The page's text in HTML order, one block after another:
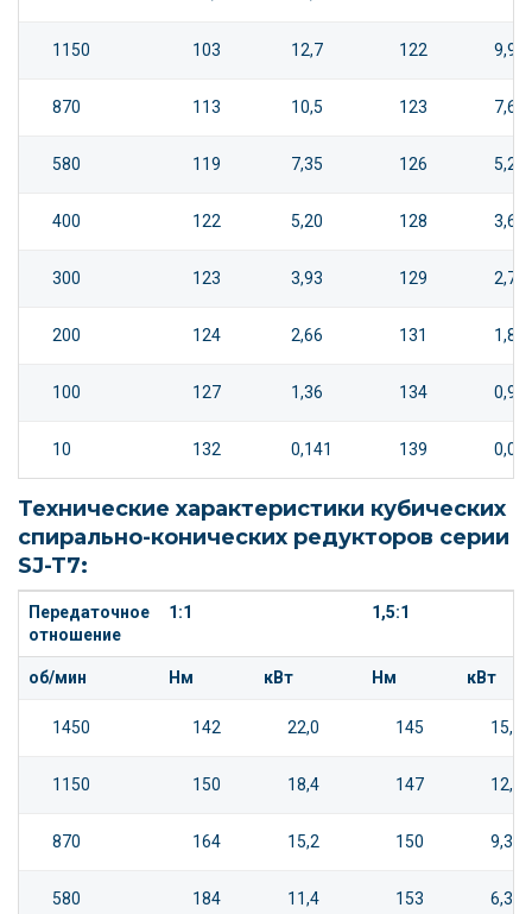
1150 103 12,7 122 9,96
870 113 10,5 123 7,66
580 119 7,35 126 5,23
400 122 5,20 128 3,66
300 123 3,93 129 2,77
200 124 2,66 131 1,87
100 127 1,36 134
10 132 0,141 139
Технические характеристики кубических
спирально-конических редукторов серии
SJ-T7:
Передаточное
отношение
1:1 1,5:1
об/мин Нм кВт Нм кВт
1450 142 22,0 145 15,0
1150 150 18,4 147 12,0
870 164 15,2 150 9,30
580 184 11,4 153 6,32